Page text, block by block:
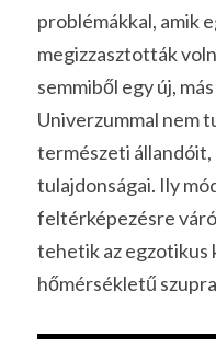
problémákkal, amik
megizzasztották
semmiből egy új,
Univerzummal nem
természeti állandóit,
tulajdonságai. Ily
feltérképezésre
tehetik az egzotikus
hőmérsékletű